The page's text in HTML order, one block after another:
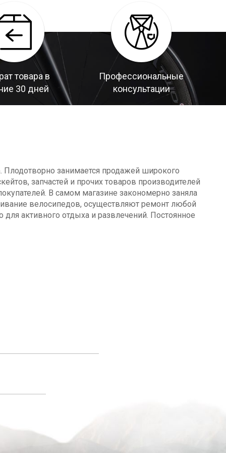
товара в
30 дней
Профессиональные
консультации
Плодотворно занимается продажей широкого
запчастей и прочих товаров производителей
В самом магазине закономерно заняла
велосипедов, осуществляют ремонт любой
для активного отдыха и развлечений. Постоянное